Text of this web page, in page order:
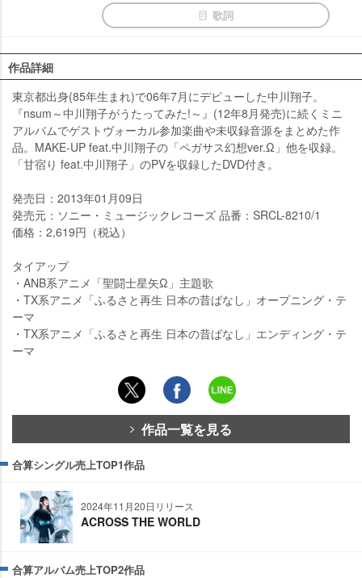
歌詞
作品詳細
東京都出身(85年生まれ)で06年7月にデビューした中川翔子。
『nsum～中川翔子がうたってみた!～』(12年8月発売)に続くミニ
アルバムでゲストヴォーカル参加楽曲や未収録音源をまとめた作
品。MAKE-UP feat.中川翔子の「ペガサス幻想ver.Ω」他を収録。
「甘宿り feat.中川翔子」のPVを収録したDVD付き。
発売日：2013年01月09日
発売元：ソニー・ミュージックレコーズ 品番：SRCL-8210/1
価格：2,619円（税込）
タイアップ
・ANB系アニメ「聖闘士星矢Ω」主題歌
・TX系アニメ「ふるさと再生 日本の昔ばなし」オープニング・テ
ーマ
・TX系アニメ「ふるさと再生 日本の昔ばなし」エンディング・テ
ーマ
作品一覧を見る
合算シングル売上TOP1作品
2024年11月20日リリース
ACROSS THE WORLD
合算アルバム売上TOP2作品